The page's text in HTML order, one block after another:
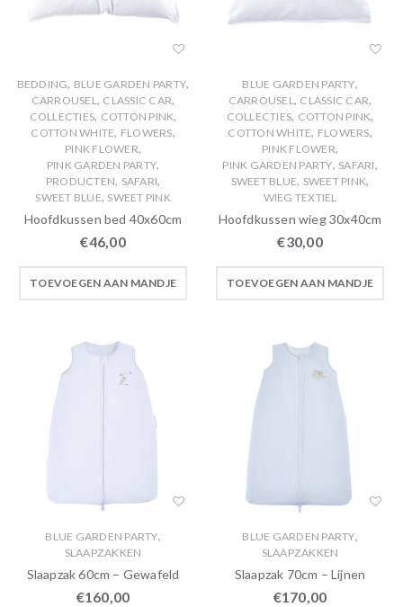
BEDDING, BLUE GARDEN PARTY,
CARROUSEL, CLASSIC CAR,
COLLECTIES, COTTON PINK,
COTTON WHITE, FLOWERS,
PINK FLOWER,
PINK GARDEN PARTY,
PRODUCTEN, SAFARI,
SWEET BLUE, SWEET PINK
Hoofdkussen bed 40x60cm
€46,00
TOEVOEGEN AAN MANDJE
BLUE GARDEN PARTY,
CARROUSEL, CLASSIC CAR,
COLLECTIES, COTTON PINK,
COTTON WHITE, FLOWERS,
PINK FLOWER,
PINK GARDEN PARTY, SAFARI,
SWEET BLUE, SWEET PINK,
WIEG TEXTIEL
Hoofdkussen wieg 30x40cm
€30,00
TOEVOEGEN AAN MANDJE
BLUE GARDEN PARTY,
SLAAPZAKKEN
Slaapzak 60cm – Gewafeld
€160,00
BLUE GARDEN PARTY,
SLAAPZAKKEN
Slaapzak 70cm – Lijnen
€170,00